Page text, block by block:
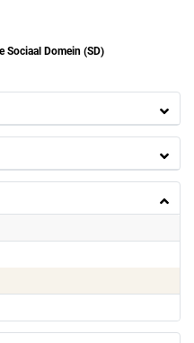
Sociaal Domein (SD)